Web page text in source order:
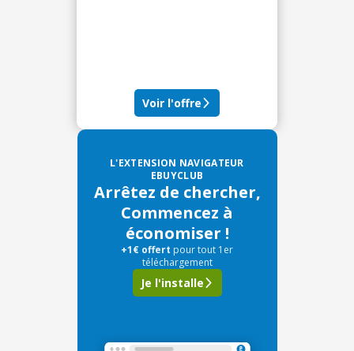
Voir l'offre
L'EXTENSION NAVIGATEUR
EBUYCLUB
Arrêtez de chercher,
Commencez à
économiser !
+1€ offert pour tout 1er
téléchargement
Je l'installe